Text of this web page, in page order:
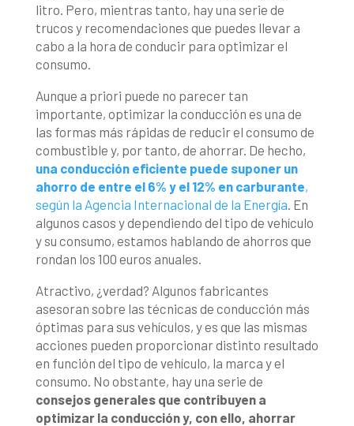
litro. Pero, mientras tanto, hay una serie de
trucos y recomendaciones que puedes llevar a
cabo a la hora de conducir para optimizar el
consumo.
Aunque a priori puede no parecer tan
importante, optimizar la conducción es una de
las formas más rápidas de reducir el consumo de
combustible y, por tanto, de ahorrar. De hecho,
una conducción eficiente puede suponer un
ahorro de entre el 6% y el 12% en carburante,
según la Agencia Internacional de la Energía En
algunos casos y dependiendo del tipo de vehículo
y su consumo, estamos hablando de ahorros que
rondan los 100 euros anuales.
Atractivo, ¿verdad? Algunos fabricantes
asesoran sobre las técnicas de conducción más
óptimas para sus vehículos, y es que las mismas
acciones pueden proporcionar distinto resultado
en función del tipo de vehículo, la marca y el
consumo. No obstante, hay una serie de
consejos generales que contribuyen a
optimizar la conducción y, con ello, ahorrar